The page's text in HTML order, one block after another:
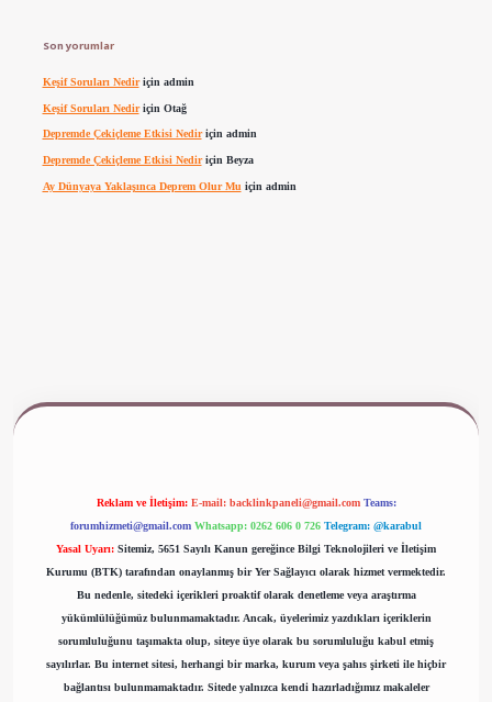
Son yorumlar
Keşif Soruları Nediriçin admin
Keşif Soruları Nediriçin Otağ
Depremde Çekiçleme Etkisi Nediriçin admin
Depremde Çekiçleme Etkisi Nediriçin Beyza
Ay Dünyaya Yaklaşınca Deprem Olur Mu için admin
Reklam ve İletişim: E-mail: backlinkpaneli@gmail.com Teams:
forumhizmeti@gmail.com Whatsapp: 0262 606 0 726 Telegram: @karabul
Yasal Uyarı: Sitemiz, 5651 Sayılı Kanun gereğince Bilgi Teknolojileri ve İletişim
Kurumu (BTK) tarafından onaylanmış bir Yer Sağlayıcı olarak hizmet vermektedir.
Bu nedenle, sitedeki içerikleri proaktif olarak denetleme veya araştırma
yükümlülüğümüz bulunmamaktadır. Ancak, üyelerimiz yazdıkları içeriklerin
sorumluluğunu taşımakta olup, siteye üye olarak bu sorumluluğu kabul etmiş
sayılırlar. Bu internet sitesi, herhangi bir marka, kurum veya şahıs şirketi ile hiçbir
bağlantısı bulunmamaktadır. Sitede yalnızca kendi hazırladığımız makaleler